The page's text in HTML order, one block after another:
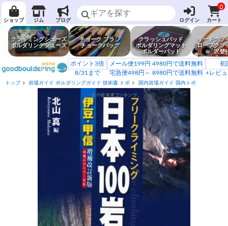
ショップ ジム ブログ ログイン
0
カート
クライミングシューズ
ボルダリングシューズ
チョーク ブラシ
チョークバッグ
クラッシュパッド
ボルダリングマット
ボルダーパッド
リードクラ
ロープクラ
沢登
ポイント3倍
8/31まで
メール便199円 4980円で送料無料
宅急便498円～ 8980円で送料無料
初
+レビ
トップ 岩場ガイド ボルダリングガイド 技術書 トポ 国内岩場ガイド 国内トポ